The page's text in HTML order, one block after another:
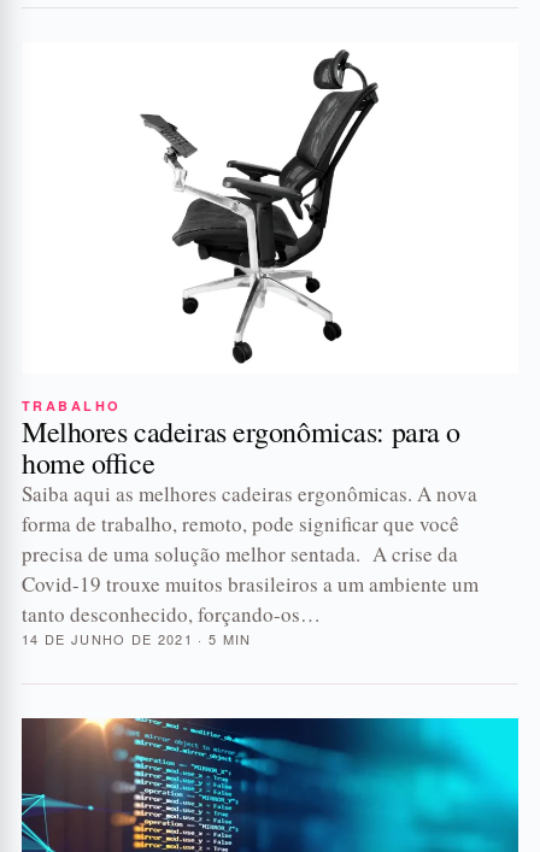
TRABALHO
Melhores cadeiras ergonômicas: para o
home office
Saiba aqui as melhores cadeiras ergonômicas. A nova
forma de trabalho, remoto, pode significar que você
precisa de uma solução melhor sentada. A crise da
Covid-19 trouxe muitos brasileiros a um ambiente um
tanto desconhecido, forçando-os…
14 DE JUNHO DE 2021 · 5 MIN